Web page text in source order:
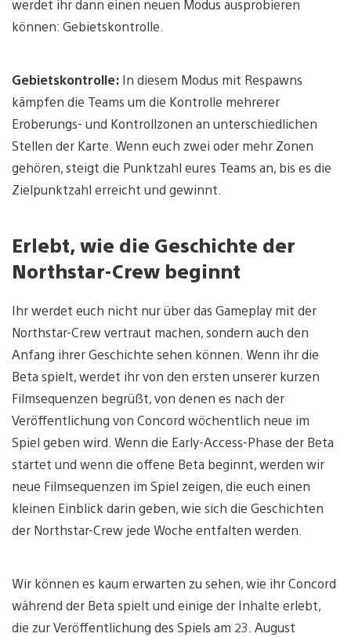
werdet ihr dann einen neuen Modus ausprobieren
können: Gebietskontrolle.
Gebietskontrolle: In diesem Modus mit Respawns
kämpfen die Teams um die Kontrolle mehrerer
Eroberungs- und Kontrollzonen an unterschiedlichen
Stellen der Karte. Wenn euch zwei oder mehr Zonen
gehören, steigt die Punktzahl eures Teams an, bis es die
Zielpunktzahl erreicht und gewinnt.
Erlebt, wie die Geschichte der
Northstar-Crew beginnt
Ihr werdet euch nicht nur über das Gameplay mit der
Northstar-Crew vertraut machen, sondern auch den
Anfang ihrer Geschichte sehen können. Wenn ihr die
Beta spielt, werdet ihr von den ersten unserer kurzen
Filmsequenzen begrüßt, von denen es nach der
Veröffentlichung von Concord wöchentlich neue im
Spiel geben wird. Wenn die Early-Access-Phase der Beta
startet und wenn die offene Beta beginnt, werden wir
neue Filmsequenzen im Spiel zeigen, die euch einen
kleinen Einblick darin geben, wie sich die Geschichten
der Northstar-Crew jede Woche entfalten werden.
Wir können es kaum erwarten zu sehen, wie ihr Concord
während der Beta spielt und einige der Inhalte erlebt,
die zur Veröffentlichung des Spiels am 23. August